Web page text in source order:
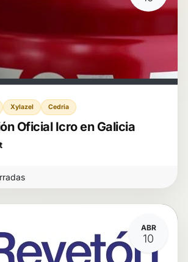
Xylazel Cedria
Oficial Icro en Galicia
ABR
10